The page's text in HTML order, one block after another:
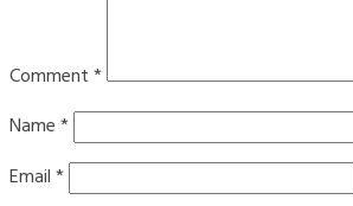
Comment*
Name*
Email*